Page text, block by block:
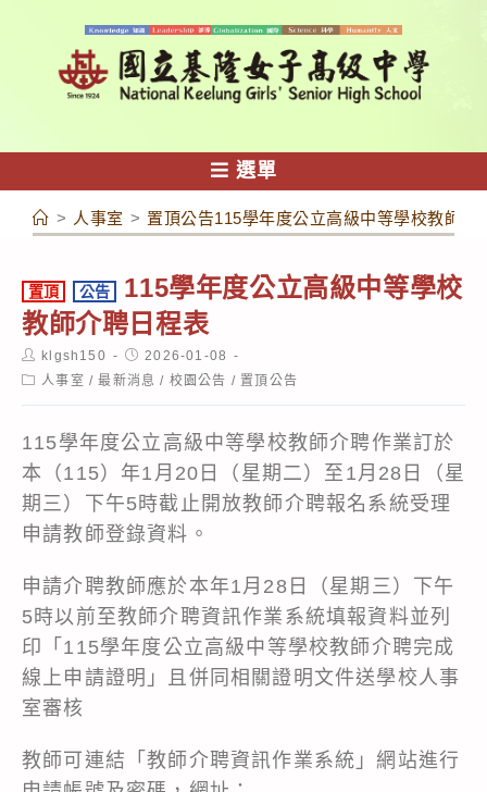
容
選單
> 人事室 > 置頂公告115學年度公立高級中等學校教師介
置頂 公告
115學年度公立高級中等學校
教師介聘日程表
Post
author:
klgsh150
Post
published:
2026-01-08
Post人事室 / 最新消息 / 校園公告 / 置頂公告
115學年度公立高級中等學校教師介聘作業訂於
本（115）年1月20日（星期二）至1月28日（星
期三）下午5時截止開放教師介聘報名系統受理
申請教師登錄資料。
申請介聘教師應於本年1月28日（星期三）下午
5時以前至教師介聘資訊作業系統填報資料並列
印「115學年度公立高級中等學校教師介聘完成
線上申請證明」且併同相關證明文件送學校人事
室審核
教師可連結「教師介聘資訊作業系統」網站進行